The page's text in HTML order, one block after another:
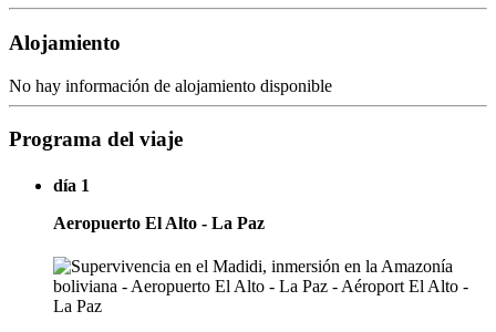
Alojamiento
No hay información de alojamiento disponible
Programa del viaje
día 1
Aeropuerto El Alto - La Paz